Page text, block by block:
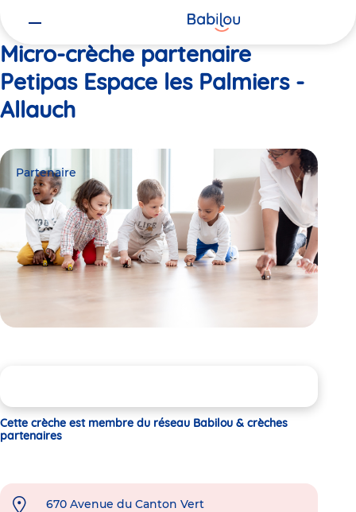
Micro-crèche partenaire
Petipas Espace les Palmiers -
Allauch
Partenaire
Cette crèche est membre du réseau Babilou & crèches
partenaires
670 Avenue du Canton Vert